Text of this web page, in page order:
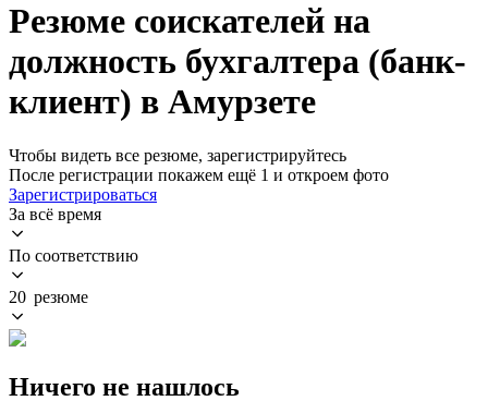
Резюме соискателей на
должность бухгалтера (банк-
клиент) в Амурзете
Чтобы видеть все резюме, зарегистрируйтесь
После регистрации покажем ещё 1 и откроем фото
Зарегистрироваться
За всё время
По соответствию
20 резюме
Ничего не нашлось